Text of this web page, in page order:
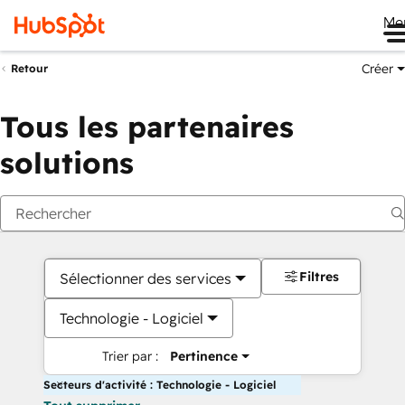
Retour Créer
Tous les partenaires
solutions
Sélectionner des services
Technologie - Logiciel
Trier par : Pertinence
Filtres
Secteurs d'activité : Technologie - Logiciel